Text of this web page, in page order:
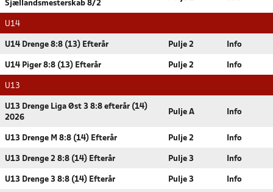
Sjællandsmesterskab 8/2
U14
U14 Drenge 8:8 (13) Efterår Pulje 2 Info
U14 Piger 8:8 (13) Efterår Pulje 2 Info
U13
U13 Drenge Liga Øst 3 8:8 efterår (14)
2026
Pulje A Info
U13 Drenge M 8:8 (14) Efterår Pulje 2 Info
U13 Drenge 2 8:8 (14) Efterår Pulje 3 Info
U13 Drenge 3 8:8 (14) Efterår Pulje 3 Info